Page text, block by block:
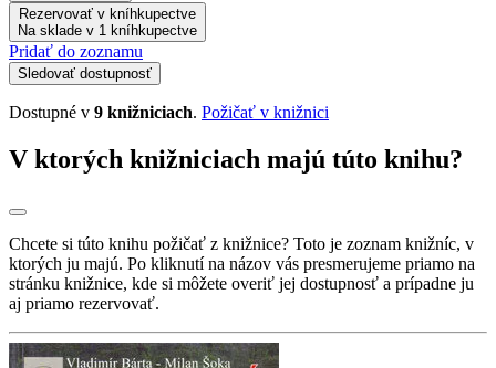
Rezervovať v kníhkupectve
Na sklade v 1 kníhkupectve
Pridať do zoznamu
Sledovať dostupnosť
Dostupné v 9 knižniciach. Požičať v knižnici
V ktorých knižniciach majú túto knihu?
Chcete si túto knihu požičať z knižnice? Toto je zoznam knižníc, v
ktorých ju majú. Po kliknutí na názov vás presmerujeme priamo na
stránku knižnice, kde si môžete overiť jej dostupnosť a prípadne ju
aj priamo rezervovať.